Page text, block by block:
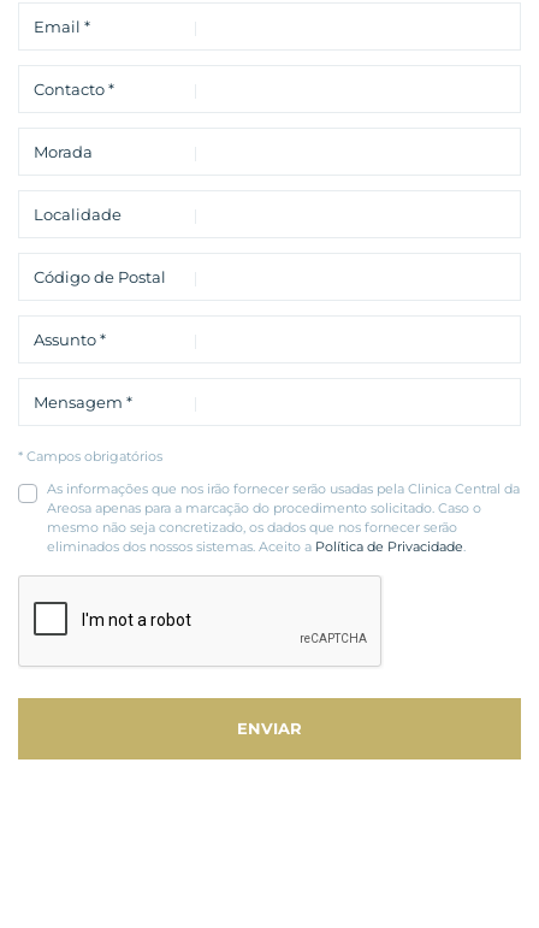
* Campos obrigatórios
As informações que nos irão fornecer serão usadas pela Clinica Central da
Areosa apenas para a marcação do procedimento solicitado. Caso o
mesmo não seja concretizado, os dados que nos fornecer serão
eliminados dos nossos sistemas. Aceito a Política de Privacidade.
ENVIAR